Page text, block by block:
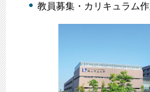
教員募集・カリキュラム